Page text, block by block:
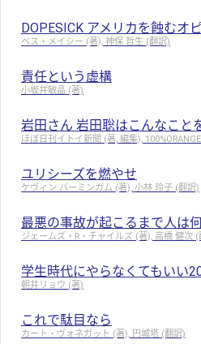
DOPESICK アメリカを蝕むオ
ベス・メイシー (著), 神保 哲生 (翻訳)
責任という虚構
小坂井敏晶 (著)
岩田さん 岩田聡はこんなこと
ほぼ日刊イトイ新聞 (著, 編集),
ユリシーズを燃やせ
ケヴィン バーミンガム (著), 小林 玲子 (翻訳)
最悪の事故が起こるまで人は
ジェームズ・R・チャイルズ (著), 高橋 健次 (
学生時代にやらなくてもいい
朝井リョウ (著)
これで駄目なら
カート・ヴォネガット (著), 円城塔 (翻訳)